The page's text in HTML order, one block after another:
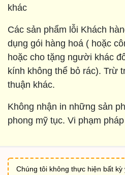
khác
Các sản phẩm lỗi Khách
dụng gói hàng hoá ( hoặc
hoặc cho tặng người khác
kính không thể bỏ rác). Trừ
thuận khác.
Không nhận in những sản
phong mỹ tục. Vi phạm
Chúng tôi không thực hiện bất